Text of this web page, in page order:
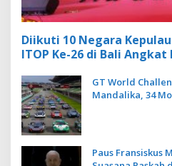
Diikuti 10 Negara
ITOP Ke-26 di Bali
GT World
Mandalika, 34
Paus Fransiskus